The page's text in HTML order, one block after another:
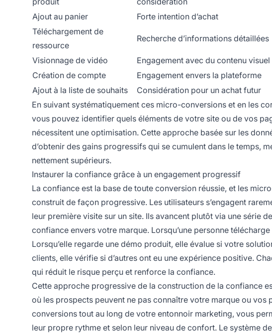
Ajout au panier Forte intention d’achat
Téléchargement de
ressource
Recherche d’informations détaillées
Visionnage de vidéo
Engagement avec du contenu visuel
Création de compte
Engagement envers la plateforme
Ajout à la liste de souhaits
Considération pour un achat futur
En suivant systématiquement ces micro-conversions et en les
vous pouvez identifier quels éléments de votre site ou de vos
nécessitent une optimisation. Cette approche basée sur les
d’obtenir des gains progressifs qui se cumulent dans le temps,
nettement supérieurs.
Instaurer la confiance grâce à un engagement progressif
La confiance est la base de toute conversion réussie, et les
construit de façon progressive. Les utilisateurs s’engagent
leur première visite sur un site. Ils avancent plutôt via une série
confiance envers votre marque. Lorsqu’une personne
Lorsqu’elle regarde une démo produit, elle évalue si votre
clients, elle vérifie si d’autres ont eu une expérience positive.
qui réduit le risque perçu et renforce la confiance.
Cette approche progressive de la construction de la confiance
où les prospects peuvent ne pas connaître votre marque ou
conversions tout au long de votre entonnoir marketing, vous
leur propre rythme et selon leur niveau de confort. Le système